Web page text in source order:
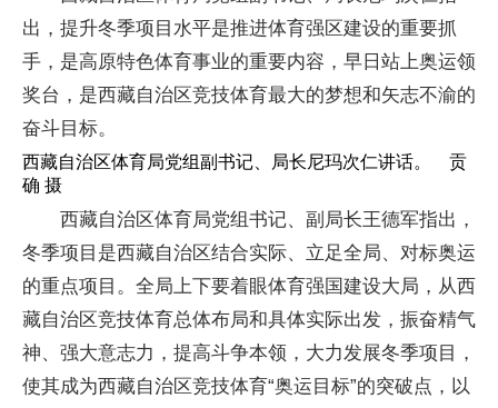
出，提升冬季项目水平是推进体育强区建设的重要抓
手，是高原特色体育事业的重要内容，早日站上奥运领
奖台，是西藏自治区竞技体育最大的梦想和矢志不渝的
奋斗目标。
西藏自治区体育局党组副书记、局长尼玛次仁讲话。 贡
确 摄
西藏自治区体育局党组书记、副局长王德军指出，
冬季项目是西藏自治区结合实际、立足全局、对标奥运
的重点项目。全局上下要着眼体育强国建设大局，从西
藏自治区竞技体育总体布局和具体实际出发，振奋精气
神、强大意志力，提高斗争本领，大力发展冬季项目，
使其成为西藏自治区竞技体育“奥运目标”的突破点，以